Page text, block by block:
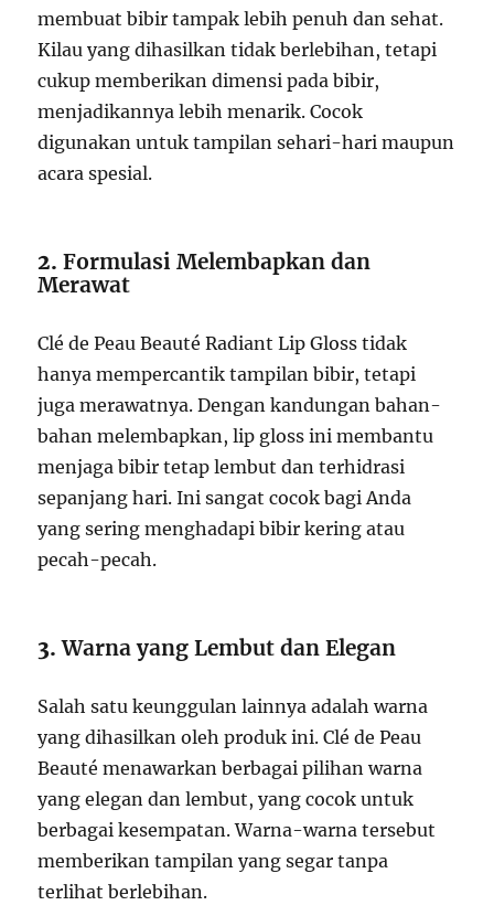
membuat bibir tampak lebih penuh dan sehat.
Kilau yang dihasilkan tidak berlebihan, tetapi
cukup memberikan dimensi pada bibir,
menjadikannya lebih menarik. Cocok
digunakan untuk tampilan sehari-hari maupun
acara spesial.
2.Formulasi Melembapkan dan
Merawat
Clé de Peau Beauté Radiant Lip Gloss tidak
hanya mempercantik tampilan bibir, tetapi
juga merawatnya. Dengan kandungan bahan-
bahan melembapkan, lip gloss ini membantu
menjaga bibir tetap lembut dan terhidrasi
sepanjang hari. Ini sangat cocok bagi Anda
yang sering menghadapi bibir kering atau
pecah-pecah.
3.Warna yang Lembut dan Elegan
Salah satu keunggulan lainnya adalah warna
yang dihasilkan oleh produk ini. Clé de Peau
Beauté menawarkan berbagai pilihan warna
yang elegan dan lembut, yang cocok untuk
berbagai kesempatan. Warna-warna tersebut
memberikan tampilan yang segar tanpa
terlihat berlebihan.